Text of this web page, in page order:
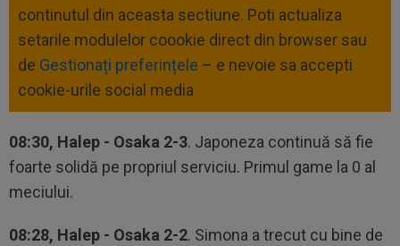
continutul din aceasta sectiune. Poti actualiza
setarile modulelor coookie direct din browser sau
de Gestionați preferințele – e nevoie sa accepti
cookie-urile social media
08:30, Halep - Osaka 2-3. Japoneza continuă să fie
foarte solidă pe propriul serviciu. Primul game la 0 al
meciului.
08:28, Halep - Osaka 2-2. Simona a trecut cu bine de